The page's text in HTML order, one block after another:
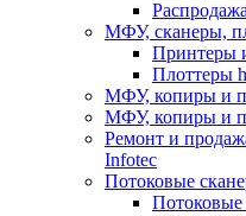
МФУ, сканеры,
Плоттеры
МФУ, копиры и
МФУ, копиры и
Ремонт и
Infotec
Потоковые